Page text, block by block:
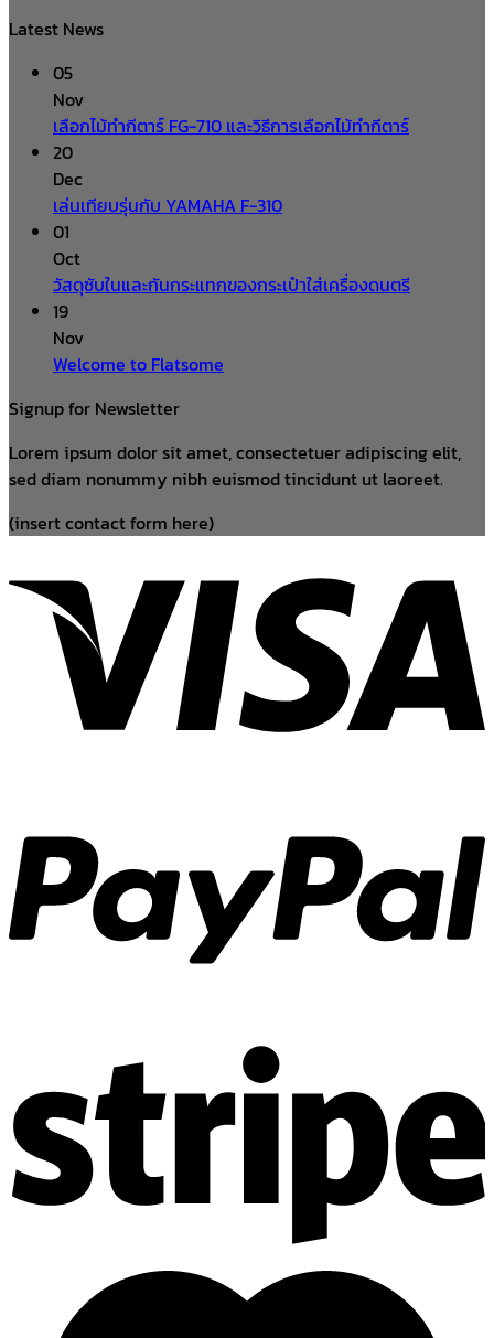
Latest News
05
Nov
เลือกไม้ทำกีตาร์ FG-710 และวิธีการเลือกไม้ทำกีตาร์
20
Dec
เล่นเทียบรุ่นกับ YAMAHA F-310
01
Oct
วัสดุซับในและกันกระแทกของกระเป๋าใส่เครื่องดนตรี
19
Nov
Welcome to Flatsome
Signup for Newsletter
Lorem ipsum dolor sit amet, consectetuer adipiscing elit,
sed diam nonummy nibh euismod tincidunt ut laoreet.
(insert contact form here)